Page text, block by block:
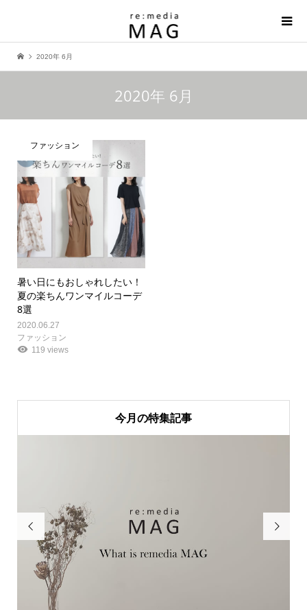
2020年 6月
2020年 6月
ファッション
暑い日にもおしゃれしたい！
夏の楽ちんワンマイルコーデ
8選
2020.06.27
ファッション
119 views
今月の特集記事
 